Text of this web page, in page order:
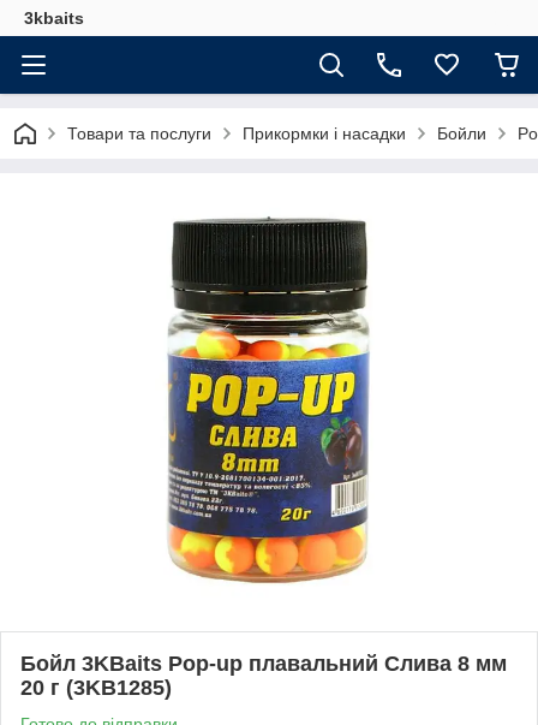
3kbaits
Товари та послуги Прикормки і насадки Бойли
Бойл 3KBaits Pop-up плавальний Слива 8 мм
20 г (3KB1285)